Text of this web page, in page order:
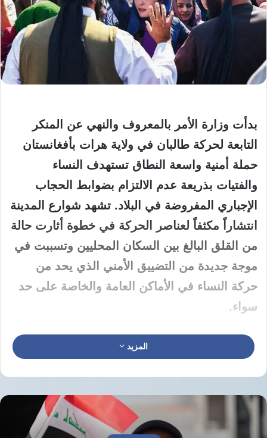
بدأت وزارة الأمر بالمعروف والنهي عن المنكر
التابعة لحركة طالبان في ولاية هرات بأفغانستان
حملة أمنية واسعة النطاق تستهدف النساء
والفتيات بذريعة عدم الالتزام بضوابط الحجاب
الإجباري المفروضة في البلاد. تشهد شوارع المدينة
انتشاراً مكثفاً لعناصر الحركة في خطوة أثارت حالة
من القلق البالغ بين السكان المحليين وتسببت في
موجة جديدة من التضييق الأمني الذي يحد من
حركة النساء في الأماكن العامة والخاصة على حد
سواء.
أدانت حركة نساء أفغانستان من أجل الحرية في
بيان رسمي صدر بتاريخ 11 يونيو 2026 الاعتقالات
التعسفية المتكررة بحق النساء والفتيات في
هرات. طالبت الحركة بضرورة الإفراج الفوري عن
جميع المعتقلات اللاتي تم احتجازهن خلال الأيام
المزيد